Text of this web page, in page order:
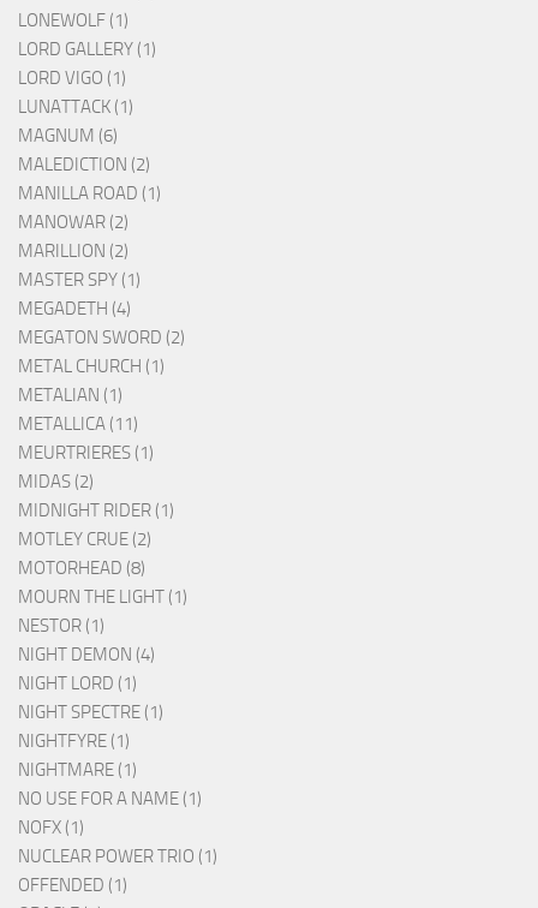
LONEWOLF (1)
LORD GALLERY (1)
LORD VIGO (1)
LUNATTACK (1)
MAGNUM (6)
MALEDICTION (2)
MANILLA ROAD (1)
MANOWAR (2)
MARILLION (2)
MASTER SPY (1)
MEGADETH (4)
MEGATON SWORD (2)
METAL CHURCH (1)
METALIAN (1)
METALLICA (11)
MEURTRIERES (1)
MIDAS (2)
MIDNIGHT RIDER (1)
MOTLEY CRUE (2)
MOTORHEAD (8)
MOURN THE LIGHT (1)
NESTOR (1)
NIGHT DEMON (4)
NIGHT LORD (1)
NIGHT SPECTRE (1)
NIGHTFYRE (1)
NIGHTMARE (1)
NO USE FOR A NAME (1)
NOFX (1)
NUCLEAR POWER TRIO (1)
OFFENDED (1)